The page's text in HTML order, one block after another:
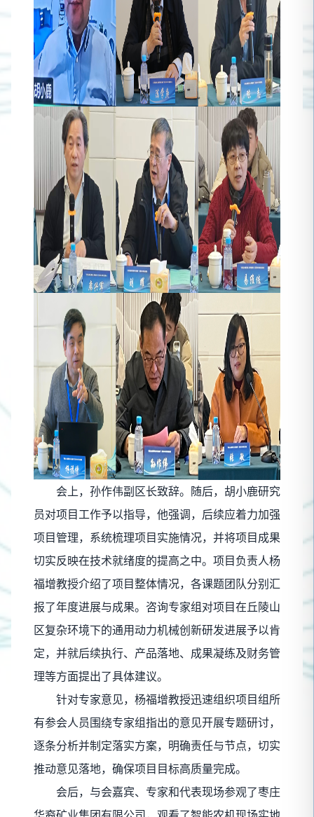
会上，孙作伟副区长致辞。随后，胡小鹿研究
员对项目工作予以指导，他强调，后续应着力加强
项目管理，系统梳理项目实施情况，并将项目成果
切实反映在技术就绪度的提高之中。项目负责人杨
福增教授介绍了项目整体情况，各课题团队分别汇
报了年度进展与成果。咨询专家组对项目在丘陵山
区复杂环境下的通用动力机械创新研发进展予以肯
定，并就后续执行、产品落地、成果凝练及财务管
理等方面提出了具体建议。
针对专家意见，杨福增教授迅速组织项目组所
有参会人员围绕专家组指出的意见开展专题研讨，
逐条分析并制定落实方案，明确责任与节点，切实
推动意见落地，确保项目目标高质量完成。
会后，与会嘉宾、专家和代表现场参观了枣庄